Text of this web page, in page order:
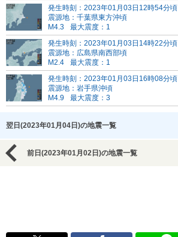
発生時刻：2023年01月03日12時54分頃
震源地：千葉県東方沖頃
M4.3
最大震度：1
発生時刻：2023年01月03日14時22分頃
震源地：広島県南西部頃
M2.4
最大震度：1
発生時刻：2023年01月03日16時08分頃
震源地：岩手県沖頃
M4.9
最大震度：3
翌日(2023年01月04日)の地震一覧
前日(2023年01月02日)の地震一覧